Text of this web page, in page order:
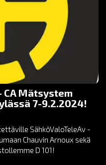
CA Mätsystem
7-9.2.2024!
SähköValoTeleAv -
Chauvin Arnoux sekä
D 101!